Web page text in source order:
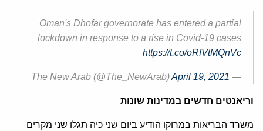
Oman's Dhofar governorate has entered a partial
lockdown in response to a rise in Covid-19 cases
https://t.co/oRfVtMQnVc
— The New Arab (@The_NewArab)
April 19, 2021
וריאנטים חדשים במדינות שונות
משרד הבריאות במרוקו הודיע ביום שני כיה תגלו שני מקרים